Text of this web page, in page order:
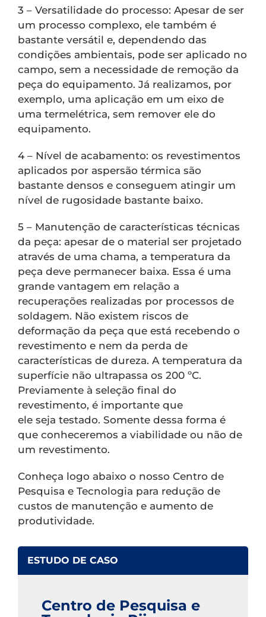
3 – Versatilidade do processo: Apesar de ser
um processo complexo, ele também é
bastante versátil e, dependendo das
condições ambientais, pode ser aplicado no
campo, sem a necessidade de remoção da
peça do equipamento. Já realizamos, por
exemplo, uma aplicação em um eixo de
uma termelétrica, sem remover ele do
equipamento.
4 – Nível de acabamento: os revestimentos
aplicados por aspersão térmica são
bastante densos e conseguem atingir um
nível de rugosidade bastante baixo.
5 – Manutenção de características técnicas
da peça: apesar de o material ser projetado
através de uma chama, a temperatura da
peça deve permanecer baixa. Essa é uma
grande vantagem em relação a
recuperações realizadas por processos de
soldagem. Não existem riscos de
deformação da peça que está recebendo o
revestimento e nem da perda de
características de dureza. A temperatura da
superfície não ultrapassa os 200 ºC.
Previamente à seleção final do
revestimento, é importante que
ele seja testado. Somente dessa forma é
que conheceremos a viabilidade ou não de
um revestimento.
Conheça logo abaixo o nosso Centro de
Pesquisa e Tecnologia para redução de
custos de manutenção e aumento de
produtividade.
ESTUDO DE CASO
Centro de Pesquisa e